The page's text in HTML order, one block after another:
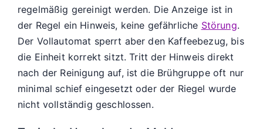
regelmäßig gereinigt werden. Die Anzeige ist in
der Regel ein Hinweis, keine gefährliche Störung.
Der Vollautomat sperrt aber den Kaffeebezug, bis
die Einheit korrekt sitzt. Tritt der Hinweis direkt
nach der Reinigung auf, ist die Brühgruppe oft nur
minimal schief eingesetzt oder der Riegel wurde
nicht vollständig geschlossen.